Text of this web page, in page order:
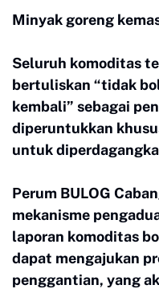
Minyak goreng
Seluruh komoditas
bertuliskan “tidak
kembali” sebagai
diperuntukkan
untuk
Perum BULOG
mekanisme
laporan komoditas
dapat mengajukan
penggantian, yang